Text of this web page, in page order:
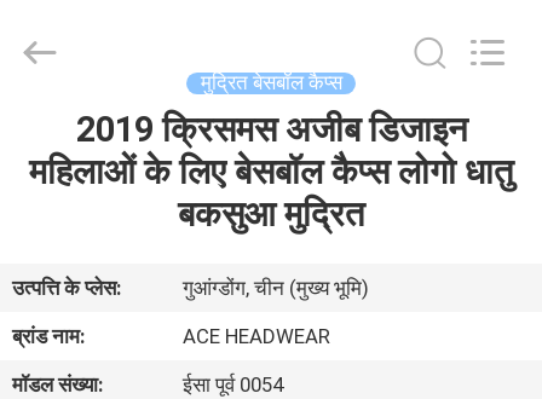
हमारे
बारे
में
Manufacturing
मुद्रित बेसबॉल कैप्स
2019 क्रिसमस अजीब डिजाइन
महिलाओं के लिए बेसबॉल कैप्स लोगो धातु
बकसुआ मुद्रित
उत्पत्ति के प्लेस:
गुआंग्डोंग, चीन (मुख्य भूमि)
ब्रांड नाम:
ACE HEADWEAR
मॉडल संख्या:
ईसा पूर्व 0054